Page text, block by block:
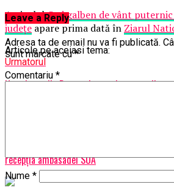
ArticolulCod galben de vânt
judeţeapare prima dată în Ziarul
Articole pe aceiasi tema:
Urmatorul
Un primar din Botoşani a murit pe scările
Viorica Dăncilă, Eduard Hellvig, Codruţa
recepţia ambasadei SUA
Leave a Reply
Adresa ta de email nu va fi publicată.
sunt marcate cu*
Comentariu *
Nume *